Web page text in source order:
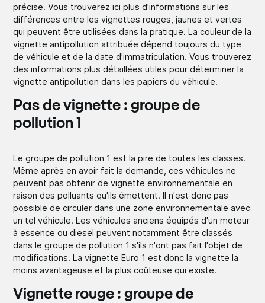
précise. Vous trouverez ici plus d'informations sur les
différences entre les vignettes rouges, jaunes et vertes
qui peuvent être utilisées dans la pratique. La couleur de la
vignette antipollution attribuée dépend toujours du type
de véhicule et de la date d'immatriculation. Vous trouverez
des informations plus détaillées utiles pour déterminer la
vignette antipollution dans les papiers du véhicule.
Pas de vignette : groupe de
pollution 1
Le groupe de pollution 1 est la pire de toutes les classes.
Même après en avoir fait la demande, ces véhicules ne
peuvent pas obtenir de vignette environnementale en
raison des polluants qu'ils émettent. Il n'est donc pas
possible de circuler dans une zone environnementale avec
un tel véhicule. Les véhicules anciens équipés d'un moteur
à essence ou diesel peuvent notamment être classés
dans le groupe de pollution 1 s'ils n'ont pas fait l'objet de
modifications. La vignette Euro 1 est donc la vignette la
moins avantageuse et la plus coûteuse qui existe.
Vignette rouge : groupe de